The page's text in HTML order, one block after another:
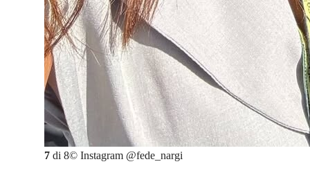
7 di 8© Instagram @fede_nargi